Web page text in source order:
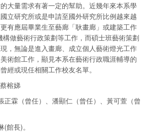
大量需求有著一定的幫助。近幾年來本系學
立研究所或是申請至國外研究所比例越來越
有應屆畢業生至藝廊「耿畫廊」或建築工作
做藝術行政策劃等工作，而碩士班藝術策劃
，無論是進入畫廊、成立個人藝術燈光工作
術館工作，顯見本系在藝術行政職涯輔導的
經或現任相關工作校友名單。
榕娣
正霖（曾任）、潘顯仁（曾任）、黃可萱（曾
館長)。